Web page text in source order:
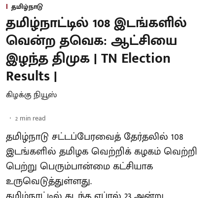
தமிழ்நாடு
தமிழ்நாட்டில் 108 இடங்களில்
வென்ற தவெக: ஆட்சியை
இழந்த திமுக | TN Election
Results |
கிழக்கு நியூஸ்
2 min read
தமிழ்நாடு சட்டப்பேரவைத் தேர்தலில் 108
இடங்களில் தமிழக வெற்றிக் கழகம் வெற்றி
பெற்று பெரும்பான்மை கட்சியாக
உருவெடுத்துள்ளது.